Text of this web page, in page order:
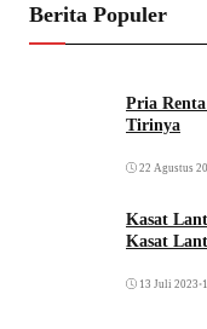
Berita Populer
Pria
Tirinya
22 Agustus
Kasat
Kasat
13 Juli 2023 •